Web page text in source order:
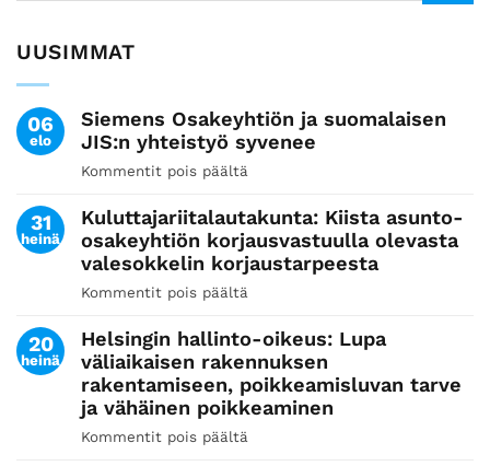
UUSIMMAT
06
elo
Siemens Osakeyhtiön ja suomalaisen
JIS:n yhteistyö syvenee
Kommentit pois päältä
Osakeyhtiön
ja
suomalaisen
syvenee
31
heinä
Kuluttajariitalautakunta: Kiista asunto-
osakeyhtiön korjausvastuulla olevasta
valesokkelin korjaustarpeesta
Kommentit pois päältä
Kiista
asunto-
osakeyhtiön
korjausvastuulla
20
heinä
Helsingin hallinto-oikeus: Lupa
väliaikaisen rakennuksen
rakentamiseen, poikkeamisluvan tarve
ja vähäinen poikkeaminen
Kommentit pois päältä